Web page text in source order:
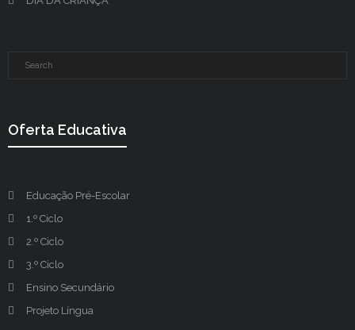
Oferta Educativa
Educação Pré-Escolar
1.º Ciclo
2.º Ciclo
3.º Ciclo
Ensino Secundário
Projeto Língua